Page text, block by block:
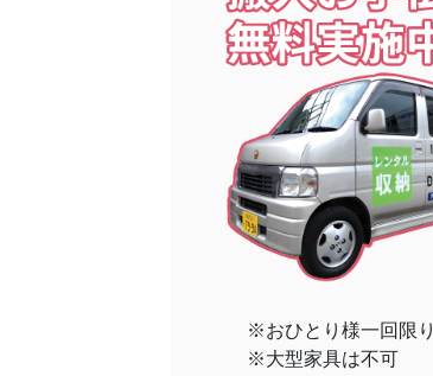
※おひとり様一回限り
※大型家具は不可